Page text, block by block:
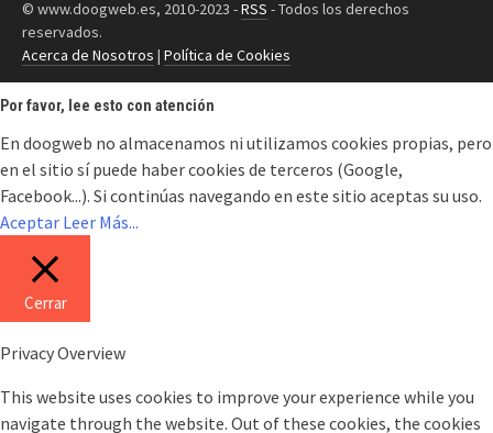
© www.doogweb.es, 2010-2023 -RSS - Todos los derechos
reservados.
Acerca de Nosotros | Política de Cookies
Por favor, lee esto con atención
En doogweb no almacenamos ni utilizamos cookies propias, pero
en el sitio sí puede haber cookies de terceros (Google,
Facebook...). Si continúas navegando en este sitio aceptas su uso.
Aceptar Leer Más...
Cerrar
Privacy Overview
This website uses cookies to improve your experience while you
navigate through the website. Out of these cookies, the cookies